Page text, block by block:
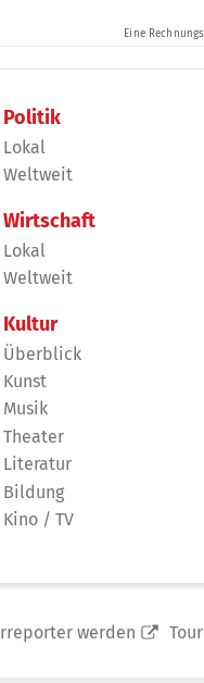
Politik
Lokal
Weltweit
Wirtschaft
Lokal
Weltweit
Kultur
Überblick
Kunst
Musik
Theater
Literatur
Bildung
Kino / TV
werden